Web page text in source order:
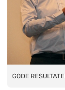
GODE
GODE